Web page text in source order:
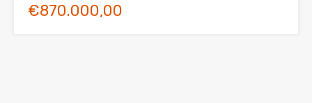
€870.000,00